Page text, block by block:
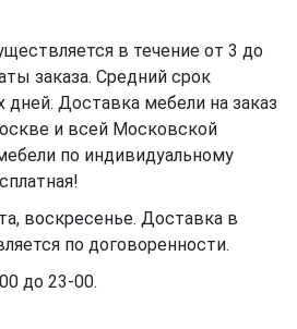
в течение от 3 до
заказа. Средний срок
дней. Доставка мебели на заказ
и всей Московской
по индивидуальному
воскресенье. Доставка в
по договоренности.
до 23-00.